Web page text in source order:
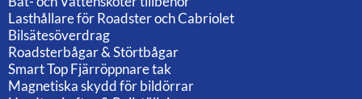
Lasthållare för Roadster och Cabriolet
Bilsätesöverdrag
Roadsterbågar & Störtbågar
Smart Top Fjärröppnare tak
Magnetiska skydd för bildörrar